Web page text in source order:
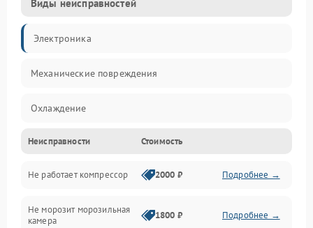
Виды неисправностей
Электроника
Механические повреждения
Охлаждение
Механика
Электропитание
Дренаж
Неисправности Стоимость
Не работает компрессор 2000 ₽ Подробнее →
Не морозит морозильная
камера
1800 ₽ Подробнее →